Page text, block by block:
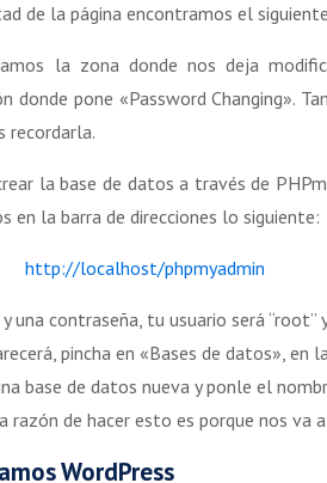
de la página encontramos el
la zona donde nos deja
donde pone «Password Changing».
recordarla.
la base de datos a través de
en la barra de direcciones lo siguiente:
http://localhost/phpmyadmin
una contraseña, tu usuario será
pincha en «Bases de datos»,
base de datos nueva y ponle el
razón de hacer esto es porque nos va
WordPress